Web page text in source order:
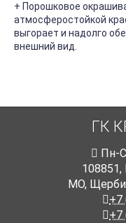
+ Порошковое
атмосферостойкой
выгорает и надолго
внешний вид.
ГК
Пн-
108851,
МО,
+7
+7